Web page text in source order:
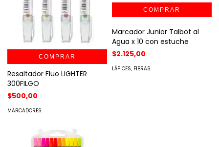
COMPRAR
Resaltador Fluo LIGHTER
300FILGO
$500,00
MARCADORES
Marcador Junior Talbot al
Agua x 10 con estuche
$2.125,00
LÁPICES, FIBRAS